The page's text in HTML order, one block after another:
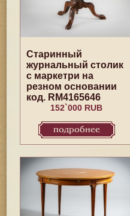
Старинный
журнальный столик
с маркетри на
резном основании
код. RM4165646
152`000 RUB
подробнее